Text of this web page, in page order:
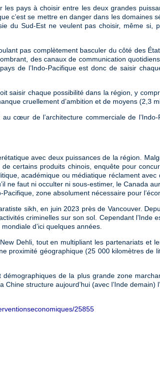
les pays à choisir entre les deux grandes
c’est se mettre en danger dans les domaines
du Sud-Est ne veulent pas choisir, même si,
pas complètement basculer du côté des
des canaux de communication
de l’Indo-Pacifique est donc de saisir
saisir chaque possibilité dans la région, y
cruellement d’ambition et de moyens (2,3
cœur de l’architecture commerciale de l’Indo-
avec deux puissances de la région.
certains produits chinois, enquête pour
académique ou médiatique réclament avec
ne faut ni occulter ni sous-estimer, le Canada
zone absolument nécessaire pour
sikh, en juin 2023 près de Vancouver.
criminelles sur son sol. Cependant l’Inde
d’ici quelques années.
Dehli, tout en multipliant les partenariats et
proximité géographique (25 000 kilomètres de
de la plus grande zone
structure aujourd’hui (avec l’Inde demain)
25855